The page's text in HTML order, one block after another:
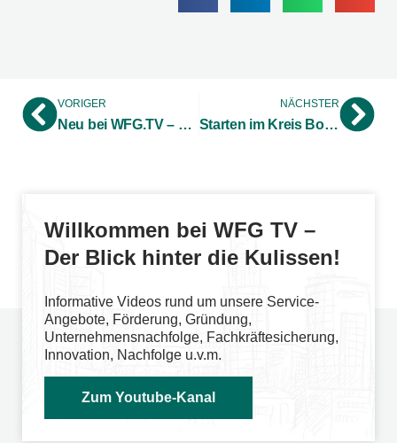
VORIGER
Neu bei WFG.TV – Der Film zum neuen Forschermobil
NÄCHSTER
Starten im Kreis Borken – STARTERCENTER NRW der WFG stellt Seminarprogramm 2019 vor
Willkommen bei WFG TV –
Der Blick hinter die Kulissen!
Informative Videos rund um unsere Service-
Angebote, Förderung, Gründung,
Unternehmensnachfolge, Fachkräftesicherung,
Innovation, Nachfolge u.v.m.
Zum Youtube-Kanal